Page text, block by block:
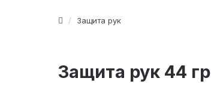
Защита рук
Защита рук 44 гр